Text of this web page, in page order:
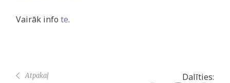
Vairāk info te.
Dalīties:
Atpakaļ